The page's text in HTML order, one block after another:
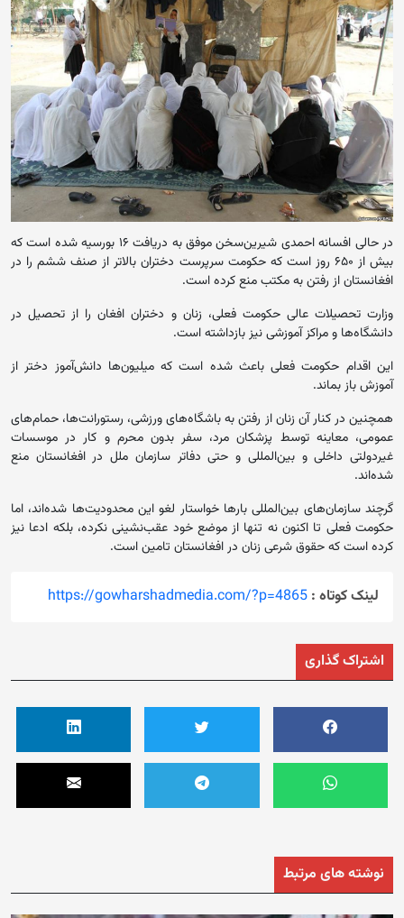
در حالی افسانه‌ احمدی شیرین‌سخن موفق به دریافت ۱۶ بورسیه شده است که
بیش از ۶۵۰ روز است که حکومت سرپرست دختران بالاتر از صنف ششم را در
افغانستان از رفتن به مکتب منع کرده‌ است.
وزارت تحصیلات عالی حکومت فعلی، زنان و دختران افغان را از تحصیل در
دانشگاه‌ها و مراکز آموزشی نیز بازداشته است.
این اقدام حکومت فعلی باعث شده است که میلیون‌ها دانش‌آموز دختر از
آموزش باز بماند.
همچنین در کنار آن زنان از رفتن به‌ باشگاه‌های ورزشی، رستورانت‌ها، حمام‌های
عمومی، معاینه توسط پزشکان مرد، سفر بدون محرم و کار در موسسات
غیردولتی داخلی و بین‌المللی و حتی دفاتر سازمان ملل در افغانستان منع
شده‌اند.
گرچند سازمان‌های بین‌المللی بارها خواستار لغو این محدودیت‌ها شده‌اند، اما
حکومت فعلی تا اکنون نه تنها از موضع خود عقب‌نشینی نکرده، بلکه ادعا نیز
کرده است که حقوق شرعی زنان در افغانستان تامین است.
لینک کوتاه : https://gowharshadmedia.com/?p=4865
اشتراک گذاری
نوشته های مرتبط